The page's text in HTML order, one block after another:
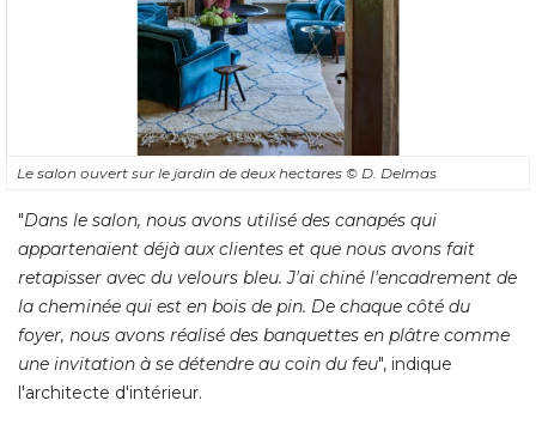
Le salon ouvert sur le jardin de deux hectares © D. Delmas
"Dans le salon, nous avons utilisé des canapés qui
appartenaient déjà aux clientes et que nous avons fait
retapisser avec du velours bleu. J'ai chiné l'encadrement de
la cheminée qui est en bois de pin. De chaque côté du
foyer, nous avons réalisé des banquettes en plâtre comme
une invitation à se détendre au coin du feu", indique
l'architecte d'intérieur.